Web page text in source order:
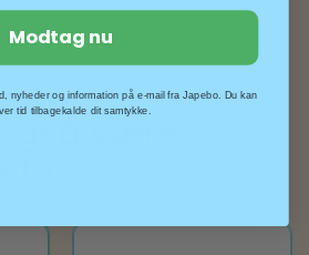
være
i…
Modtag nu
nyheder og information på e-mail fra Japebo. Du kan
tid tilbagekalde dit samtykke.